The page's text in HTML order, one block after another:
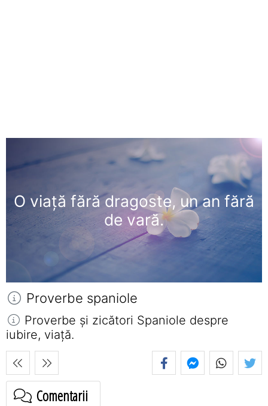
O viaţă fără dragoste, un an fără
de vară.
Proverbe spaniole
Proverbe și zicători Spaniole despre
iubire, viață.
Comentarii